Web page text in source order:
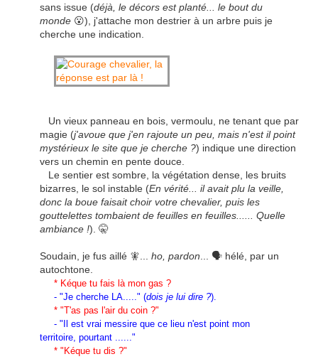
sans issue (déjà, le décors est planté... le bout du
monde 😮), j'attache mon destrier à un arbre puis je
cherche une indication.
Un vieux panneau en bois, vermoulu, ne tenant que par
magie (j'avoue que j'en rajoute un peu, mais n'est il point
mystérieux le site que je cherche ?) indique une direction
vers un chemin en pente douce.
Le sentier est sombre, la végétation dense, les bruits
bizarres, le sol instable (En vérité... il avait plu la veille,
donc la boue faisait choir votre chevalier, puis les
gouttelettes tombaient de feuilles en feuilles...... Quelle
ambiance !). 🤫
Soudain, je fus aillé 🧚... ho, pardon ... 🗣 hélé, par un
autochtone.
* Kéque tu fais là mon gas ?
- "Je cherche LA....." (dois je lui dire ?).
* "T'as pas l'air du coin ?"
- "Il est vrai messire que ce lieu n'est point mon
territoire, pourtant ......"
* "Kéque tu dis ?"